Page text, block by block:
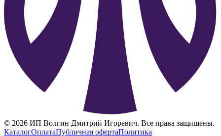
© 2026 ИП Волгин Дмитрий Игоревич. Все права защищены.
КаталогОплатаПубличная офертаПолитика